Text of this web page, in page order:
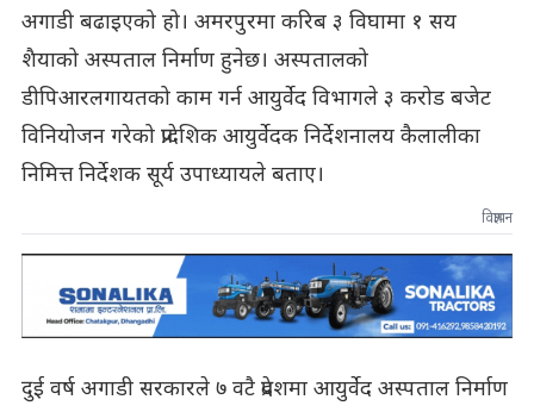
अगाडी बढाइएको हो। अमरपुरमा करिब ३ विघामा १ सय
शैयाको अस्पताल निर्माण हुनेछ। अस्पतालको
डीपिआरलगायतको काम गर्न आयुर्वेद विभागले ३ करोड बजेट
विनियोजन गरेको प्रादेशिक आयुर्वेदक निर्देशनालय कैलालीका
निमित्त निर्देशक सूर्य उपाध्यायले बताए।
विज्ञापन
दुई वर्ष अगाडी सरकारले ७ वटै प्रदेशमा आयुर्वेद अस्पताल निर्माण